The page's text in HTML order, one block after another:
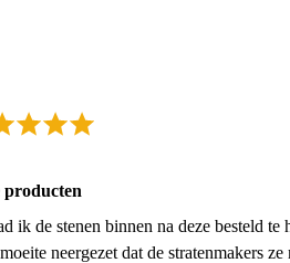
producten
ik de stenen binnen na deze besteld
neergezet dat de stratenmakers